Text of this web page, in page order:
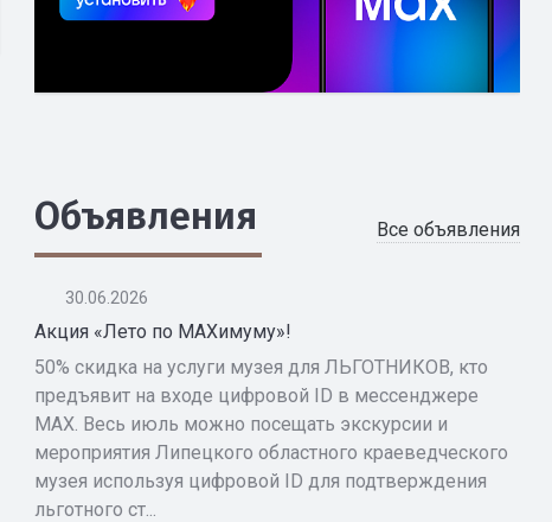
Объявления Все объявления
30.06.2026
Акция «Лето по MAXимуму»!
50% скидка на услуги музея для ЛЬГОТНИКОВ, кто
предъявит на входе цифровой ID в мессенджере
MAX. Весь июль можно посещать экскурсии и
мероприятия Липецкого областного краеведческого
музея используя цифровой ID для подтверждения
льготного ст...